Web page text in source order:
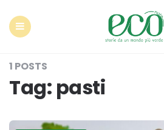
1 POSTS
Tag: pasti